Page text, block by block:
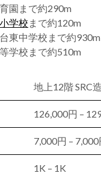
園まで約290m
学校 まで約120m
東中学校まで約930m
学校まで約510m
地上12階 SRC造
126,000円 –
7,000円 – 7,000
1K – 1K